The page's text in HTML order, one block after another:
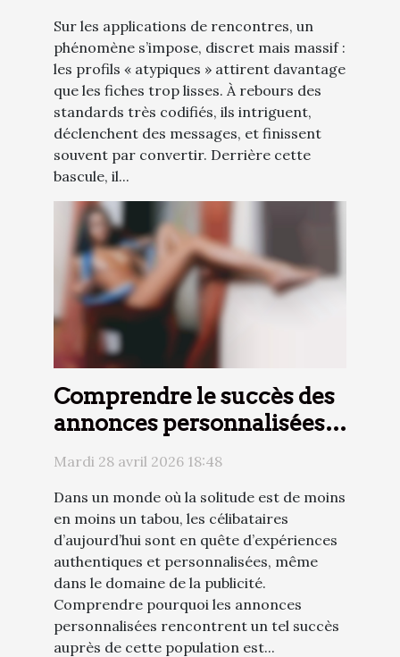
Sur les applications de rencontres, un
phénomène s’impose, discret mais massif :
les profils « atypiques » attirent davantage
que les fiches trop lisses. À rebours des
standards très codifiés, ils intriguent,
déclenchent des messages, et finissent
souvent par convertir. Derrière cette
bascule, il...
Comprendre le succès des
annonces personnalisées
chez les célibataires
Mardi 28 avril 2026 18:48
Dans un monde où la solitude est de moins
en moins un tabou, les célibataires
d’aujourd’hui sont en quête d’expériences
authentiques et personnalisées, même
dans le domaine de la publicité.
Comprendre pourquoi les annonces
personnalisées rencontrent un tel succès
auprès de cette population est...